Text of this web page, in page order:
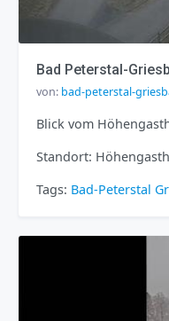
Bad Peterstal-
von: bad-peterstal-
Blick vom
Standort:
Tags: Bad-Peterstal